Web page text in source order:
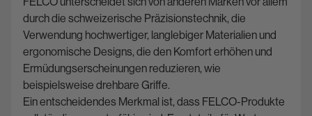
durch die schweizerische Präzisionstechnik, die
Verwendung hochwertiger, langlebiger Materialien und
ergonomische Designs, die den Komfort erhöhen und
Ermüdungserscheinungen reduzieren, wie
beispielsweise drehbare Griffe.
Ein entscheidendes Merkmal ist, dass FELCO-Produkte